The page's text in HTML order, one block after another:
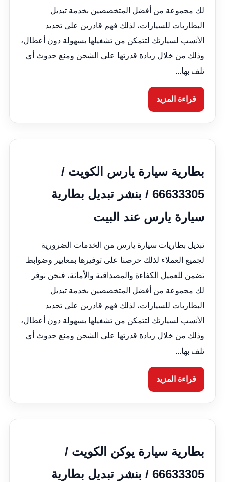
لك مجموعة من أفضل المتخصصين بخدمة تبديل
البطاريات للسيارات، لذلك فهم قادرين على تحديد
الأنسب لسيارتك لتتمكن من تشغيلها بسهولة دون أعطال،
وذلك من خلال زيادة قدرتها على الشحن ومنع حدوث أي
تلف بها...
قراءة المزيد
بطارية سيارة يارس الكويت /
66633305 / بنشر تبديل بطارية
سيارة يارس عند البيت
تبديل بطاريات سيارة يارس من الخدمات الضرورية
لجميع العملاء لذلك حرصنا على توفيرها بمعايير وضوابط
تضمن للعميل الكفاءة والمصداقية والأمانة، فنحن نوفر
لك مجموعة من أفضل المتخصصين بخدمة تبديل
البطاريات للسيارات، لذلك فهم قادرين على تحديد
الأنسب لسيارتك لتتمكن من تشغيلها بسهولة دون أعطال،
وذلك من خلال زيادة قدرتها على الشحن ومنع حدوث أي
تلف بها...
قراءة المزيد
بطارية سيارة يوكن الكويت /
66633305 / بنشر تبديل بطارية